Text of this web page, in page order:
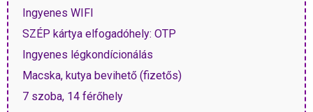
Ingyenes WIFI
SZÉP kártya elfogadóhely: OTP
Ingyenes légkondícionálás
Macska, kutya bevihető (fizetős)
7 szoba, 14 férőhely